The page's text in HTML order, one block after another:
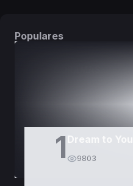
Populares
1 Dream to You
9803